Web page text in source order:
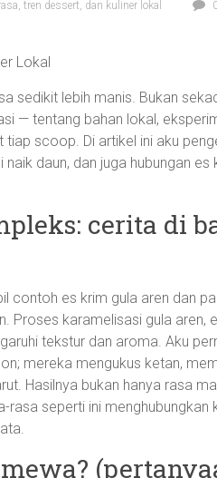
tren dessert, dan kuliner lokal
Lokal
sedikit lebih manis. Bukan
— tentang bahan lokal,
scoop. Di artikel ini aku
daun, dan juga hubungan es
cerita di
contoh es krim gula aren dan
Proses karamelisasi gula aren,
tekstur dan aroma. Aku
mereka mengukus ketan,
Hasilnya bukan hanya rasa
rasa seperti ini menghubungkan